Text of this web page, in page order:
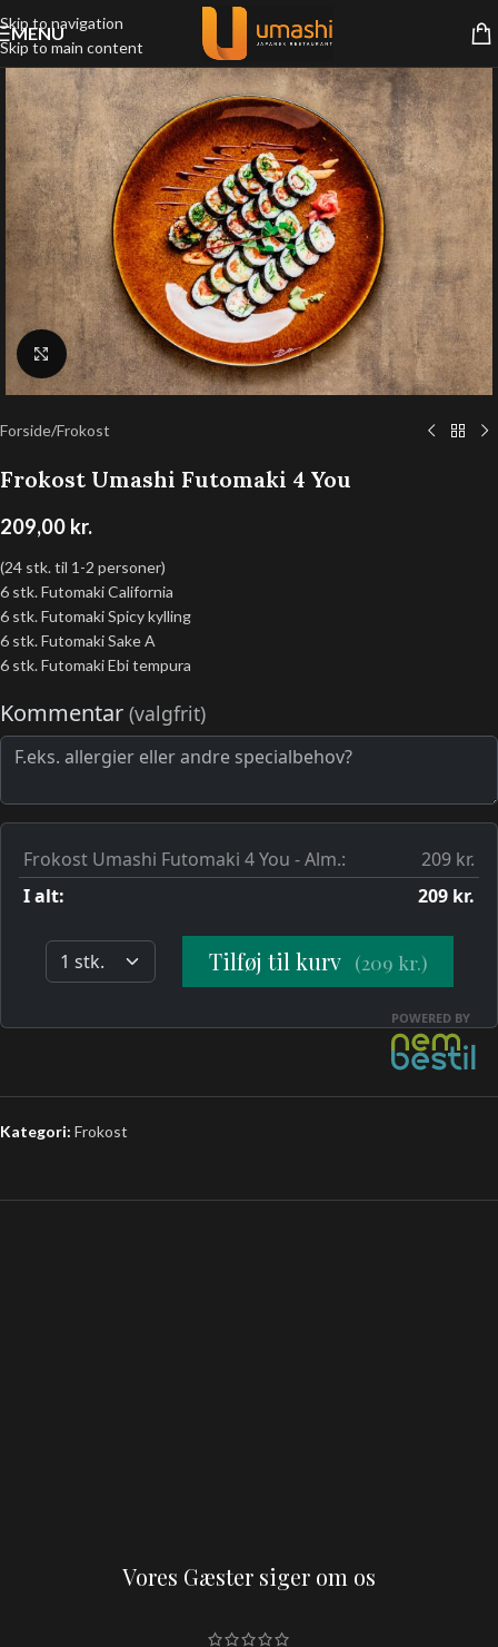
Skip to navigation
Skip to main content
MENU
Klik for at forstørre
Forside/Frokost
Frokost Umashi Futomaki 4 You
209,00 kr.
(24 stk. til 1-2 personer)
6 stk. Futomaki California
6 stk. Futomaki Spicy kylling
6 stk. Futomaki Sake A
6 stk. Futomaki Ebi tempura
Kategori: Frokost
Vores Gæster siger om os